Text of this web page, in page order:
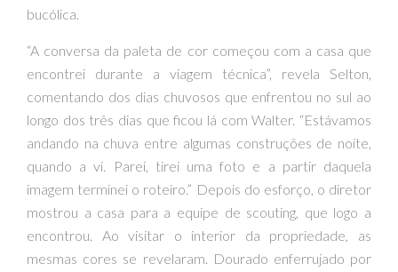
bucólica.
“A conversa da paleta de cor começou com a casa que
encontrei durante a viagem técnica”, revela Selton,
comentando dos dias chuvosos que enfrentou no sul ao
longo dos três dias que ficou lá com Walter. “Estávamos
andando na chuva entre algumas construções de noite,
quando a vi. Parei, tirei uma foto e a partir daquela
imagem terminei o roteiro.” Depois do esforço, o diretor
mostrou a casa para a equipe de scouting, que logo a
encontrou. Ao visitar o interior da propriedade, as
mesmas cores se revelaram. Dourado enferrujado por